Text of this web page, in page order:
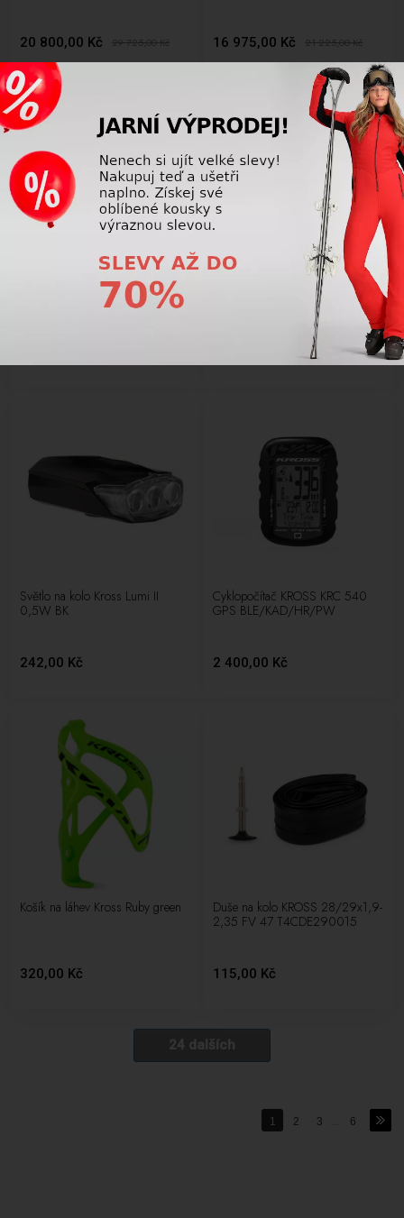
20 800,00 Kč 29 725,00Kč 16 975,00 Kč 21 225,00Kč
AKCE
DOPRAVA ZDARMA
Dámské crossové kolo Kross
Evado 1.0 28” lesklé bílo-
Dětské chlapecké kolo Kross
Racer 3.0 16” lesklé černo-
5 975,00
-21%
Světlo na kolo Kross Lumi II
0,5W BK
242,00 Kč
Cyklopočítač KROSS KRC 540
GPS BLE/KAD/HR/PW
2 400,00 Kč
Košík na láhev Kross Ruby green
320,00 Kč
Duše na kolo KROSS 28/29x1,9-
2,35 FV 47 T4CDE290015
115,00 Kč
24 dalších
1 2 3 6